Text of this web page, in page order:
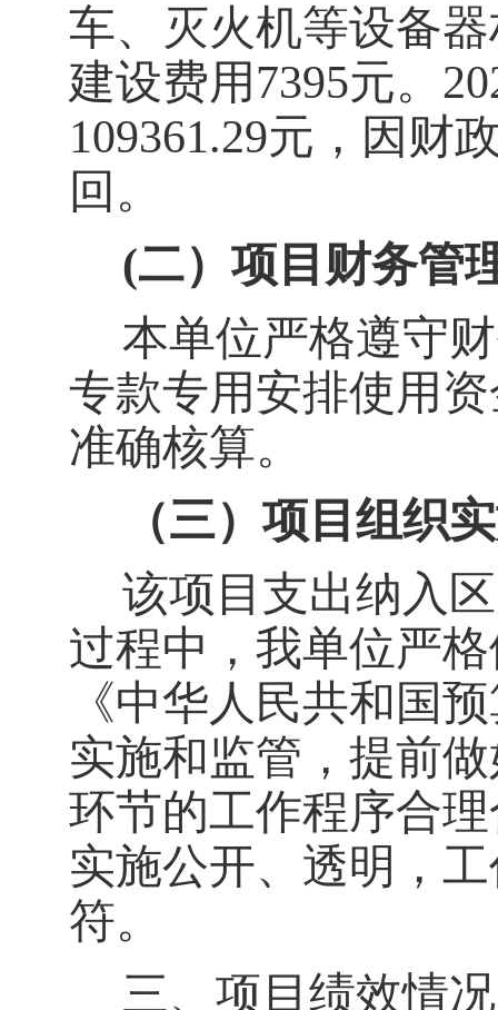
车、灭火机等设备
建设费用7395元。
109361.29元，因财
回。
(二） 项目财务管
本单位严格遵守
专款专用安排使用
准确核算。
（三）项目组织
该项目支出纳入
过程中，我单位严
《中华人民共和国
实施和监管，提前
环节的工作程序合
实施公开、透明，
符。
三、项目绩效情况